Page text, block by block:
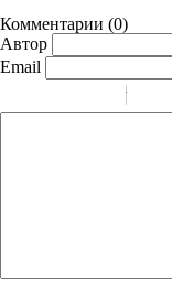
Комментарии (0)
Автор
Email
-
-
-